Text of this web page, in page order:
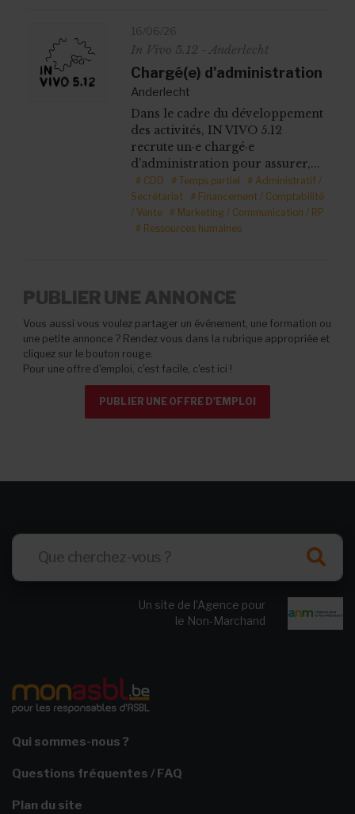
16/06/26
In Vivo 5.12 - Anderlecht
Chargé(e) d'administration
Anderlecht
Dans le cadre du développement
des activités, IN VIVO 5.12
recrute un·e chargé·e
d'administration pour assurer,...
# CDD # Temps partiel
# Administratif /
Secrétariat # Financement / Comptabilité
/ Vente # Marketing / Communication / RP
# Ressources humaines
PUBLIER UNE ANNONCE
Vous aussi vous voulez partager un événement, une formation ou
une petite annonce ? Rendez vous dans la rubrique appropriée et
cliquez sur le bouton rouge.
Pour une offre d'emploi, c'est facile, c'est ici !
PUBLIER UNE OFFRE D'EMPLOI
Un site de l’Agence pour
le Non-Marchand
Qui sommes-nous ?
Questions fréquentes / FAQ
Plan du site